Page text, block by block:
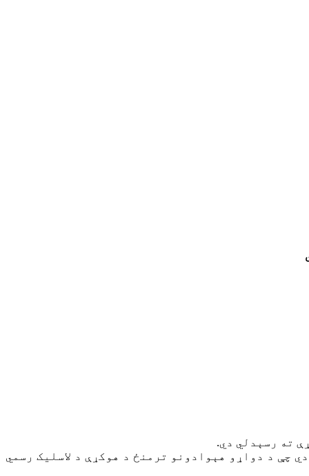
ته رسېدلي دي.
چې د دواړو هېوادونو ترمنځ د هوکړې د لاسلیک رسمي